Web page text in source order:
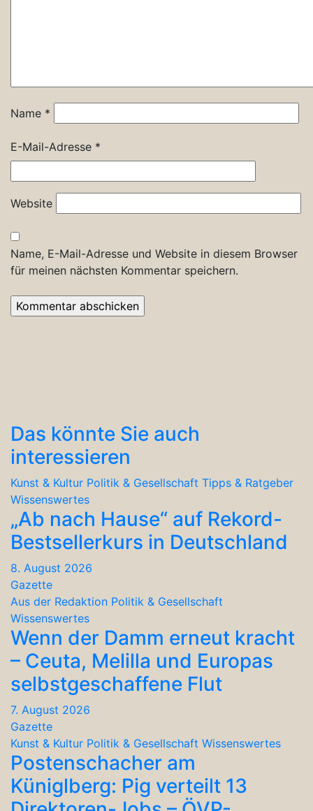
Name *
E-Mail-Adresse *
Website
Name, E-Mail-Adresse und Website in diesem Browser
für meinen nächsten Kommentar speichern.
Das könnte Sie auch
interessieren
Kunst & Kultur Politik & Gesellschaft Tipps & Ratgeber
Wissenswertes
„Ab nach Hause“ auf Rekord-
Bestsellerkurs in Deutschland
8. August 2026
Gazette
Aus der Redaktion Politik & Gesellschaft
Wissenswertes
Wenn der Damm erneut kracht
– Ceuta, Melilla und Europas
selbstgeschaffene Flut
7. August 2026
Gazette
Kunst & Kultur Politik & Gesellschaft Wissenswertes
Postenschacher am
Küniglberg: Pig verteilt 13